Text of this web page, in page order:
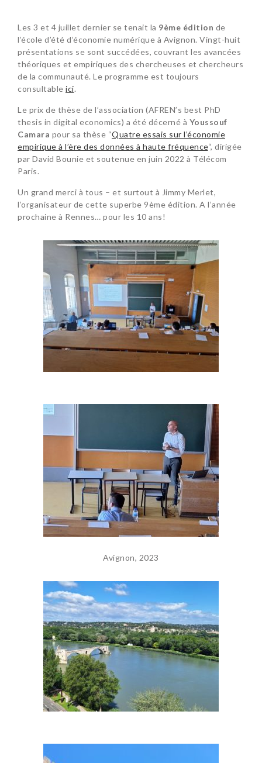
Les 3 et 4 juillet dernier se tenait la 9ème édition de
l’école d’été d’économie numérique à Avignon. Vingt-huit
présentations se sont succédées, couvrant les avancées
théoriques et empiriques des chercheuses et chercheurs
de la communauté. Le programme est toujours
consultable ici.
Le prix de thèse de l’association (AFREN’s best PhD
thesis in digital economics) a été décerné à Youssouf
Camara pour sa thèse “Quatre essais sur l’économie
empirique à l’ère des données à haute fréquence“, dirigée
par David Bounie et soutenue en juin 2022 à Télécom
Paris.
Un grand merci à tous – et surtout à Jimmy Merlet,
l’organisateur de cette superbe 9ème édition. A l’année
prochaine à Rennes… pour les 10 ans!
Avignon, 2023